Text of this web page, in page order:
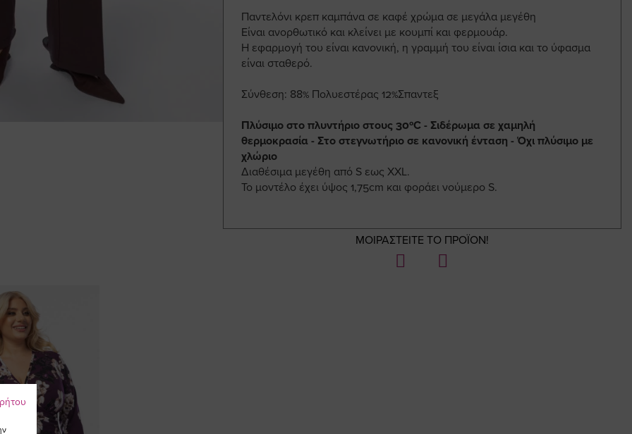
Παντελόνι κρεπ καμπάνα σε καφέ χρώμα σε μεγάλα μεγέθη
Είναι ανορθωτικό και κλείνει με κουμπί και φερμουάρ.
Η εφαρμογή του είναι κανονική, η γραμμή του είναι ίσια και το ύφασμα
είναι σταθερό.
Σύνθεση: 88% Πολυεστέρας 12%Σπαντεξ
Πλύσιμο στο πλυντήριο στους 30ºC - Σιδέρωμα σε χαμηλή
θερμοκρασία - Στο στεγνωτήριο σε κανονική ένταση - Όχι πλύσιμο με
χλώριο
Διαθέσιμα μεγέθη από S εως XXL.
Το μοντέλο έχει ύψος 1,75cm και φοράει νούμερο S.
ΜΟΙΡΑΣΤΕΙΤΕ ΤΟ ΠΡΟΪΟΝ!